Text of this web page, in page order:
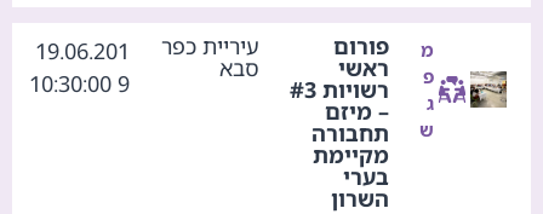
מ
פ
ג
ש
פורום
ראשי
רשויות #3
– מיזם
תחבורה
מקיימת
בערי
השרון
עיריית כפר
סבא
19.06.201
9 10:30:00